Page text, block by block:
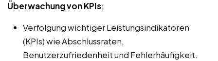
Überwachung von KPIs:
Verfolgung wichtiger Leistungsindikatoren
(KPIs) wie Abschlussraten,
Benutzerzufriedenheit und Fehlerhäufigkeit.